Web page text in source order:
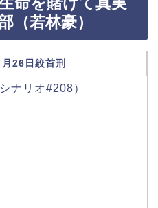
（若林豪）
26日絞首刑
ナリオ#208）